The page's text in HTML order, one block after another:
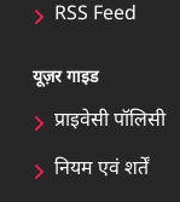
RSS Feed
यूज़र गाइड
प्राइवेसी पॉलिसी
नियम एवं शर्तें